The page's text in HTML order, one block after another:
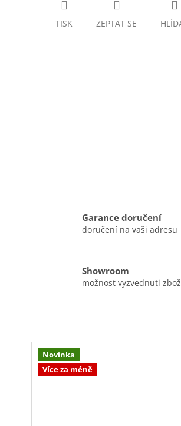
TISK ZEPTAT SE
Garance doručení
doručení na vaši adresu
Showroom
možnost vyzvednuti
Novinka
Více za méně